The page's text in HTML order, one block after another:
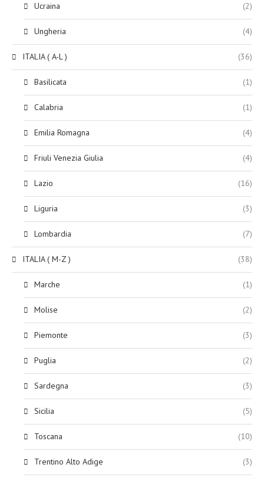
Ucraina (2)
Ungheria (4)
ITALIA ( A-L ) (36)
Basilicata (1)
Calabria (1)
Emilia Romagna (4)
Friuli Venezia Giulia (4)
Lazio (16)
Liguria (3)
Lombardia (7)
ITALIA ( M-Z ) (38)
Marche (1)
Molise (2)
Piemonte (3)
Puglia (2)
Sardegna (3)
Sicilia (5)
Toscana (10)
Trentino Alto Adige (3)